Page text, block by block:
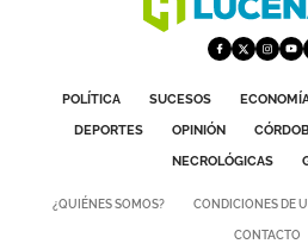
POLÍTICA SUCESOS
DEPORTES
OPINIÓN
NECROLÓGICAS
¿QUIÉNES SOMOS? CONDICIONES DE
CONTACTO